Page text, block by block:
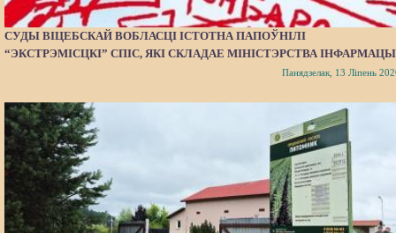
СУДЫ ВІЦЕБСКАЙ ВОБЛАСЦІ ІСТОТНА ПАПОЎНІЛІ
“ЭКСТРЭМІСЦКІ” СПІС, ЯКІ СКЛАДАЕ МІНІСТЭРСТВА
Панядзелак, 13 Ліпень